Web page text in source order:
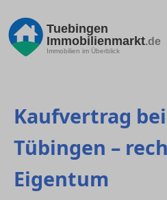
Tuebingen
Immobilienmarkt.de
Immobilien im Überblick
Kaufvertrag
Tübingen –
Eigentum